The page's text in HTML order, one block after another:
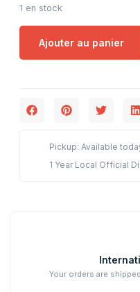
1 en stock
Ajouter au panier
Pickup: Available
1 Year Local Official
Your orders are